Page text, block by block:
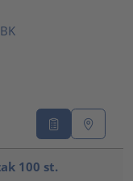
100 st.